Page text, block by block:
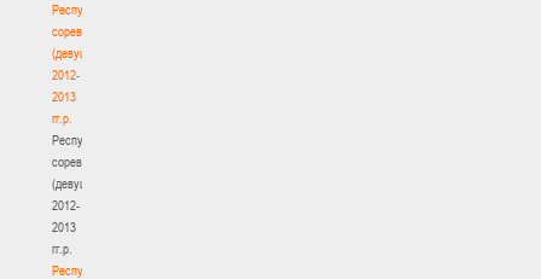
Республиканские
соревнования
(девушки)
2012-
2013
гг.р.
Республиканские
соревнования
(девушки)
2012-
2013
гг.р.
Республиканские